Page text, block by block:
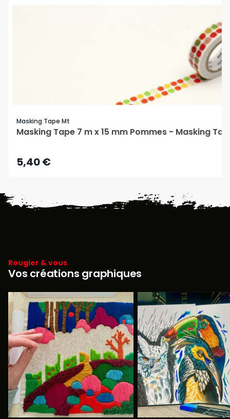
Masking Tape Mt
Masking Tape 7 m x 15 mm Pommes - Masking
5,40 €
Rougier & vous
Vos créations graphiques